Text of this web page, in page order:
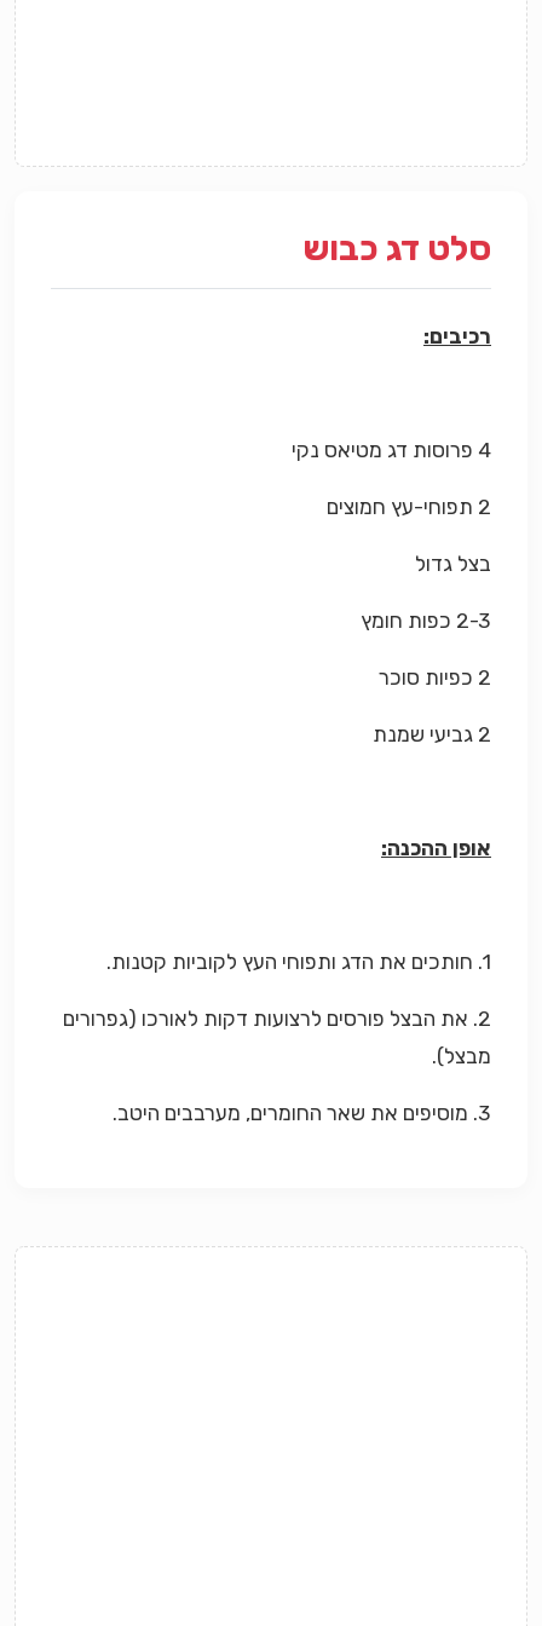
סלט דג כבוש
רכיבים:
4 פרוסות דג מטיאס נקי
2 תפוחי-עץ חמוצים
בצל גדול
2-3 כפות חומץ
2 כפיות סוכר
2 גביעי שמנת
אופן ההכנה:
1. חותכים את הדג ותפוחי העץ לקוביות קטנות.
2. את הבצל פורסים לרצועות דקות לאורכו (גפרורים
מבצל).
3. מוסיפים את שאר החומרים, מערבבים היטב.